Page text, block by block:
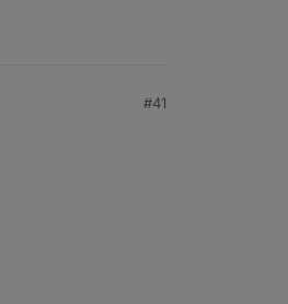
#41